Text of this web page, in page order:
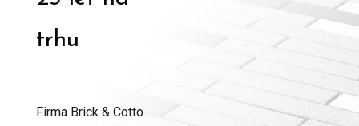
trhu
Firma Brick & Cotto